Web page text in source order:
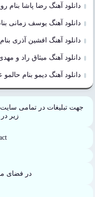
دانلود آهنگ رضا پاشا بنام
دانلود آهنگ یوسف زمانی
دانلود آهنگ افشین آذری
دانلود آهنگ میثاق راد و
دانلود آهنگ دیمو بنام
جهت تبلیغات در تمامی
زیر
در فضای